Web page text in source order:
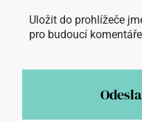
Uložit do prohlížeče
pro budoucí